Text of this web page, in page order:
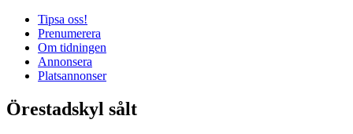
Tipsa oss!
Prenumerera
Om tidningen
Annonsera
Platsannonser
Örestadskyl sålt